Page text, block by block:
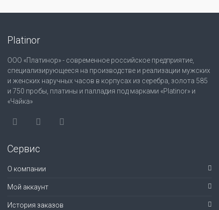
Platinor
ООО «Платинор» - современное российское предприятие,
специализирующееся на производстве и реализации мужских
и женских наручных часов в корпусах из серебра, золота 585
и 750 пробы, платины и палладия под марками «Platinor» и
«Чайка»
Сервис
О компании
Мой аккаунт
История заказов